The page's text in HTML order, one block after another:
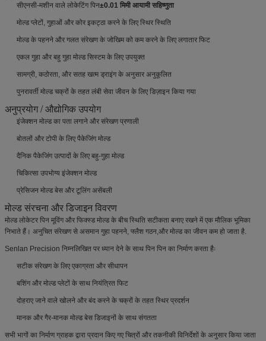
सीएनसी-मशीन वाले लोकेटिंग पिन±0.01 मिमी आयामी सहिष्णुता
मोल्ड प्लेटों, गुहाओं और कोर इकट्ठा करने के लिए स्थिर स्थिति
मोल्ड के पहनने और गलत संरेखण के जोखिम को कम करने के लिए लगातार फिट
एकल गुहा और बहु गुहा मोल्ड सिस्टम के लिए उपयुक्त
सामग्री, कठोरता, और सतह खत्म ड्राइंग के अनुसार अनुकूलित
पुनरावर्ती मोल्ड चक्रों के तहत लंबी सेवा जीवन के लिए डिज़ाइन किया गया
अनुप्रयोग / औद्योगिक उपयोग
इंजेक्शन मोल्ड का पता लगाने और संरेखण प्रणाली
बोतलों और टोपी के लिए पैकेजिंग मोल्ड
दैनिक पैकेजिंग उत्पादों के लिए बहु-गुहा मोल्ड
चिकित्सा उपभोग्य इंजेक्शन मोल्ड
प्रेसिजन मोल्ड बेस और टूलिंग असेंबली
मोल्ड संरचना और डिजाइन विवरण
मोल्ड लोकेटर पिन मूविंग और फिक्स्ड मोल्ड के बीच स्थिति सटीकता बनाए रखने में एक मौलिक भूमिका
निभाते हैं। अनुचित संरेखण से असमान गुहा पहनने, फ्लैश गठन,और मोल्ड का जीवन कम हो जाता है.
Senlan Precision निम्नलिखित पर ध्यान देने के साथ पिन पिन का निर्माण करता हैः
सटीक संरेखण के लिए एकाग्रता और सीधापन
बशिंग और मोल्ड प्लेटों के साथ नियंत्रित फिट
दोहराए जाने वाले खोलने और बंद करने के चक्रों के तहत स्थिर प्रदर्शन
मानक और गैर-मानक मोल्ड बेस डिजाइनों के साथ संगतता
सभी भागों का निर्माण ग्राहक द्वारा प्रदान किए गए चित्रों और तकनीकी विनिर्देशों के अनुसार किया जाता